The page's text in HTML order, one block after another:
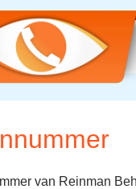
van Reinman